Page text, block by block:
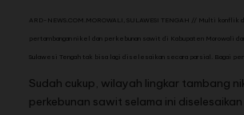
ARD-NEWS.COM.MOROWALI, SULAWESI TENGAH // Multi
pertambangan nikel dan perkebunan sawit di Kabupaten Morowali
Sulawesi Tengah tak bisa lagi diselesaikan secara parsial. Bagai
Sudah cukup, wilayah lingkar tambang
perkebunan sawit selama ini